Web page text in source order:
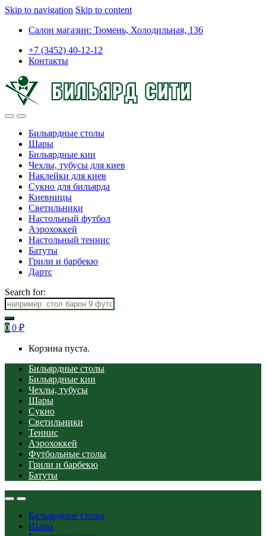
Skip to navigation Skip to content
Салон магазин: Тюмень, Холодильная, 136
+7 (3452) 40-12-12
Контакты
Бильярдные столы
Шары
Бильярдные кии
Чехлы, тубусы для киев
Наклейки для киев
Сукно для бильярда
Киевницы
Светильники
Настольный футбол
Аэрохоккей
Настольный теннис
Батуты
Грили и барбекю
Дартс
Search for:
0 0 ₽
Корзина пуста.
Бильярдные столы
Бильярдные кии
Чехлы, тубусы
Шары
Сукно
Светильники
Теннис
Аэрохоккей
Футбольные столы
Грили и барбекю
Батуты
Бильярдные столы
Шары